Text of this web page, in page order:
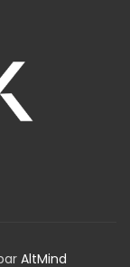
AltMind